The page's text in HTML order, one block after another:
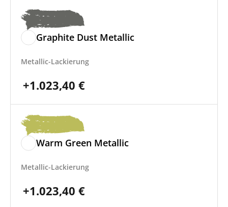
Graphite Dust Metallic
Metallic-Lackierung
+1.023,40 €
Warm Green Metallic
Metallic-Lackierung
+1.023,40 €